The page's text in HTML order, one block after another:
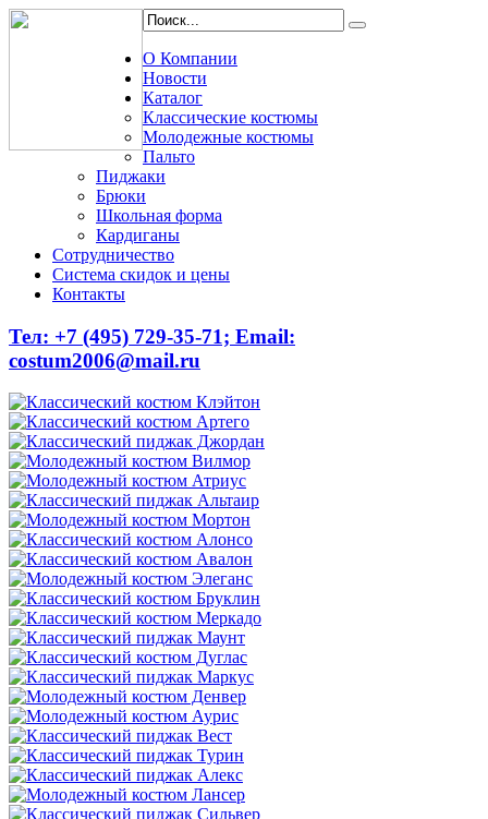
О Компании
Новости
Каталог
Классические костюмы
Молодежные костюмы
Пальто
Пиджаки
Брюки
Школьная форма
Кардиганы
Сотрудничество
Система скидок и цены
Контакты
Тел: +7 (495) 729-35-71; Email:
costum2006@mail.ru